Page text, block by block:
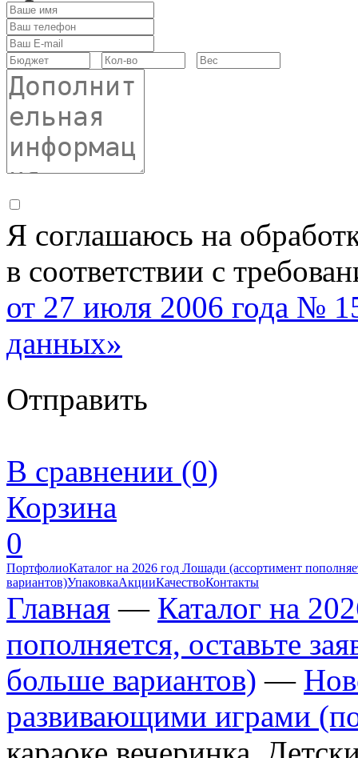
Я соглашаюсь на
в соответствии с
от 27 июля 2006 года №
данных»
Отправить
В сравнении (0)
Корзина
0
ПортфолиоКаталог на 2026 год Лошади (ассортимент
вариантов)УпаковкаАкцииКачествоКонтакты
Главная — Каталог на
пополняется, оставьте
больше вариантов) —
развивающими играми